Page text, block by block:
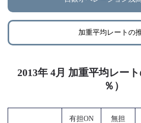
加重平均レートの
2013年 4月 加重平均レー
％）
有担ON
無担